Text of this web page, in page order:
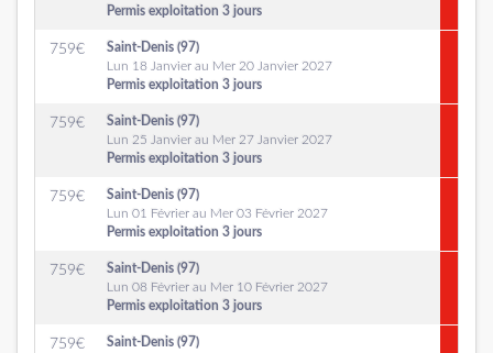
Permis exploitation 3 jours
759€
Saint-Denis (97)
Lun 18 Janvier au Mer 20 Janvier 2027
Permis exploitation 3 jours
759€
Saint-Denis (97)
Lun 25 Janvier au Mer 27 Janvier 2027
Permis exploitation 3 jours
759€
Saint-Denis (97)
Lun 01 Février au Mer 03 Février 2027
Permis exploitation 3 jours
759€
Saint-Denis (97)
Lun 08 Février au Mer 10 Février 2027
Permis exploitation 3 jours
759€
Saint-Denis (97)